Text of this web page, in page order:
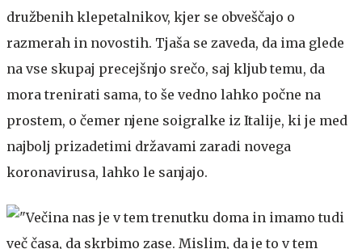
družbenih klepetalnikov, kjer se obveščajo o
razmerah in novostih. Tjaša se zaveda, da ima glede
na vse skupaj precejšnjo srečo, saj kljub temu, da
mora trenirati sama, to še vedno lahko počne na
prostem, o čemer njene soigralke iz Italije, ki je med
najbolj prizadetimi državami zaradi novega
koronavirusa, lahko le sanjajo.